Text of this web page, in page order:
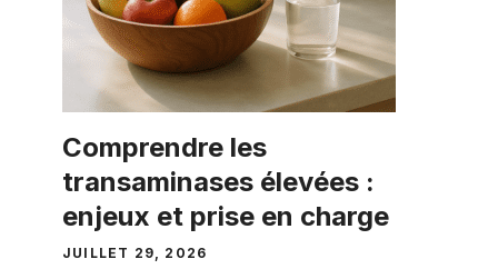
Comprendre les
transaminases élevées :
enjeux et prise en charge
JUILLET 29, 2026